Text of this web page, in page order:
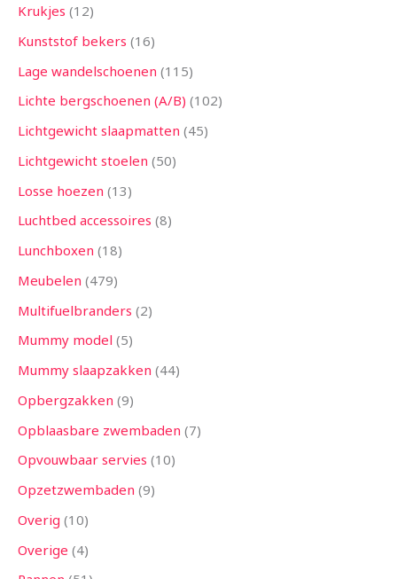
Krukjes 12
Kunststof bekers 16
Lage wandelschoenen 115
Lichte bergschoenen (A/B) 102
Lichtgewicht slaapmatten 45
Lichtgewicht stoelen 50
Losse hoezen 13
Luchtbed accessoires 8
Lunchboxen 18
Meubelen 479
Multifuelbranders 2
Mummy model 5
Mummy slaapzakken 44
Opbergzakken 9
Opblaasbare zwembaden 7
Opvouwbaar servies 10
Opzetzwembaden 9
Overig 10
Overige 4